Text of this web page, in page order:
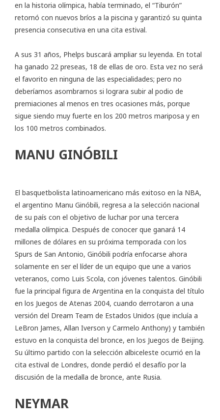
en la historia olímpica, había terminado, el “Tiburón”
retornó con nuevos bríos a la piscina y garantizó su quinta
presencia consecutiva en una cita estival.
A sus 31 años, Phelps buscará ampliar su leyenda. En total
ha ganado 22 preseas, 18 de ellas de oro. Esta vez no será
el favorito en ninguna de las especialidades; pero no
deberíamos asombrarnos si lograra subir al podio de
premiaciones al menos en tres ocasiones más, porque
sigue siendo muy fuerte en los 200 metros mariposa y en
los 100 metros combinados.
MANU GINÓBILI
El basquetbolista latinoamericano más exitoso en la NBA,
el argentino Manu Ginóbili, regresa a la selección nacional
de su país con el objetivo de luchar por una tercera
medalla olímpica. Después de conocer que ganará 14
millones de dólares en su próxima temporada con los
Spurs de San Antonio, Ginóbili podría enfocarse ahora
solamente en ser el líder de un equipo que une a varios
veteranos, como Luis Scola, con jóvenes talentos. Ginóbili
fue la principal figura de Argentina en la conquista del título
en los Juegos de Atenas 2004, cuando derrotaron a una
versión del Dream Team de Estados Unidos (que incluía a
LeBron James, Allan Iverson y Carmelo Anthony) y también
estuvo en la conquista del bronce, en los Juegos de Beijing.
Su último partido con la selección albiceleste ocurrió en la
cita estival de Londres, donde perdió el desafío por la
discusión de la medalla de bronce, ante Rusia.
NEYMAR